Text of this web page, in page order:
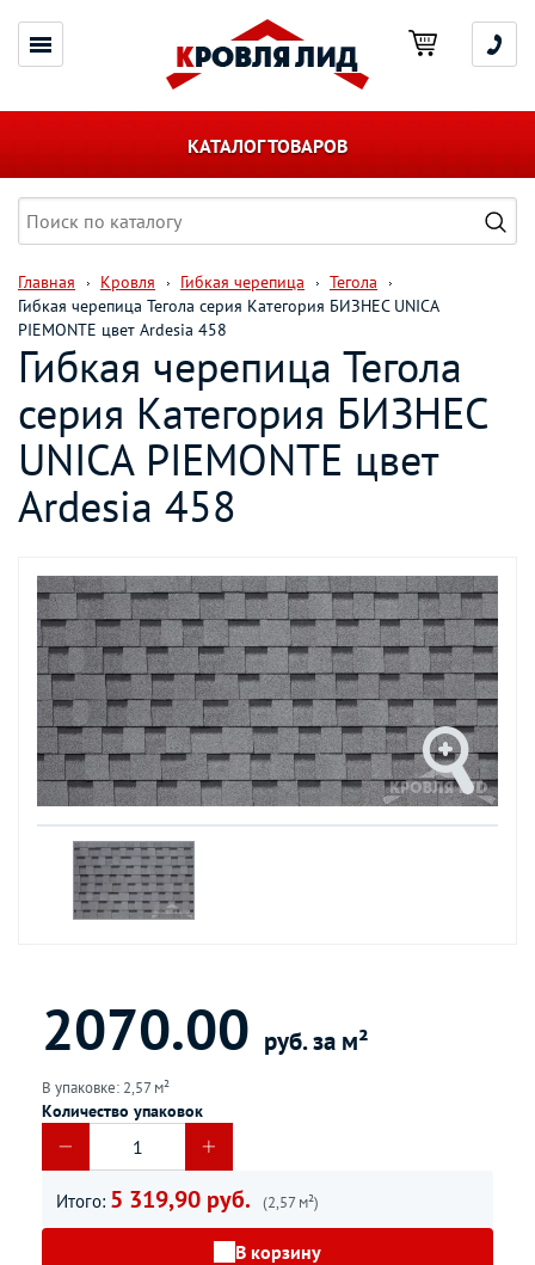
КАТАЛОГ ТОВАРОВ
Главная Кровля Гибкая черепица
Тегола
Гибкая черепица Тегола серия Категория БИЗНЕС UNICA
PIEMONTE цвет Ardesia 458
Гибкая черепица Тегола
серия Категория БИЗНЕС
UNICA PIEMONTE цвет
Ardesia 458
2070.00 руб. за м²
В упаковке: 2,57 м²
Количество упаковок
Итого: 5 319,90 руб. (2,57 м²)
В корзину